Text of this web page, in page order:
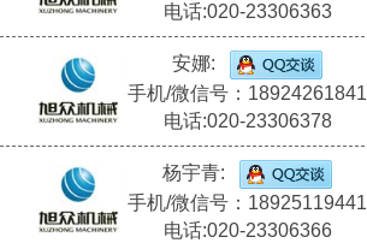
电话:020-23306363
安娜:
手机/微信号：18924261841
电话:020-23306378
杨宇青:
手机/微信号：18925119441
电话:020-23306366